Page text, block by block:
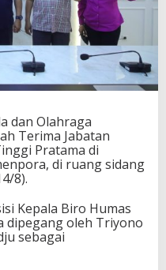
dan Olahraga
Terima Jabatan
Pratama di
di ruang sidang
8).
Kepala Biro Humas
dipegang oleh Triyono
sebagai